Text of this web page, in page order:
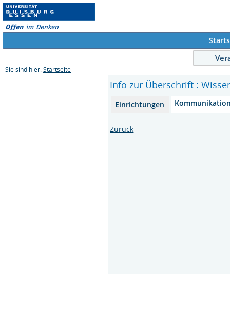
S
Sie sind hier: Startseite
Info zur Überschrift :
Einrichtungen
Zurück